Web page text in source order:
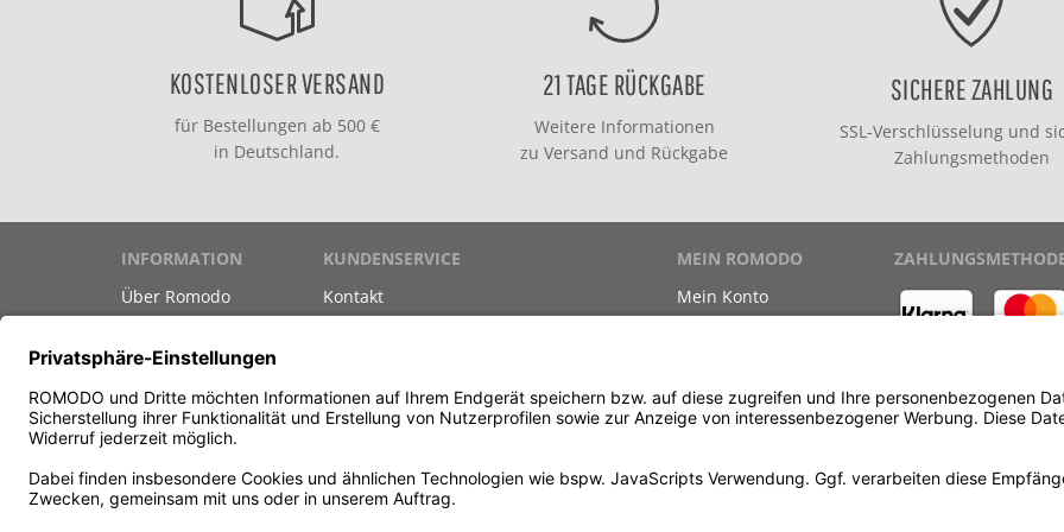
KOSTENLOSER VERSAND
für Bestellungen ab 500 €
in Deutschland.
21 TAGE RÜCKGABE
Weitere Informationen
zuVersand und Rückgabe
SICHERE ZAHLUNG
SSL-Verschlüsselung und
Zahlungsmethoden
INFORMATION
Über Romodo
Datenschutz
Unsere AGB
Impressum
KUNDENSERVICE
Kontakt
Newsletter
Teilnahmebedingungen Gewinnspiel
MEIN ROMODO
Mein Konto